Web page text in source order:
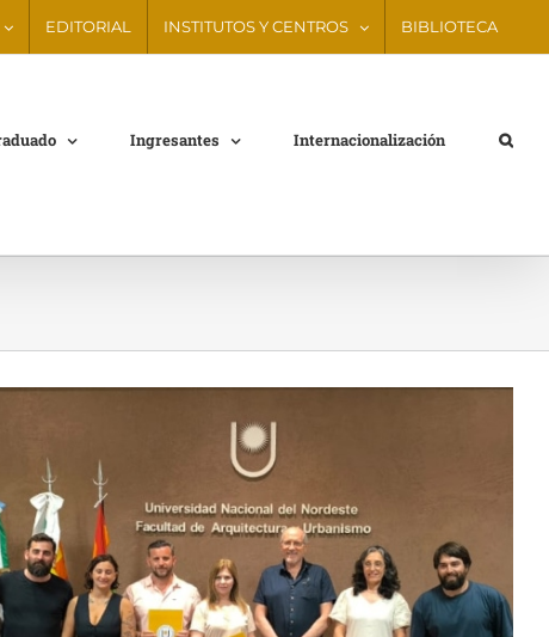
EDITORIAL INSTITUTOS Y CENTROS BIBLIOTECA
Ingresantes Internacionalización